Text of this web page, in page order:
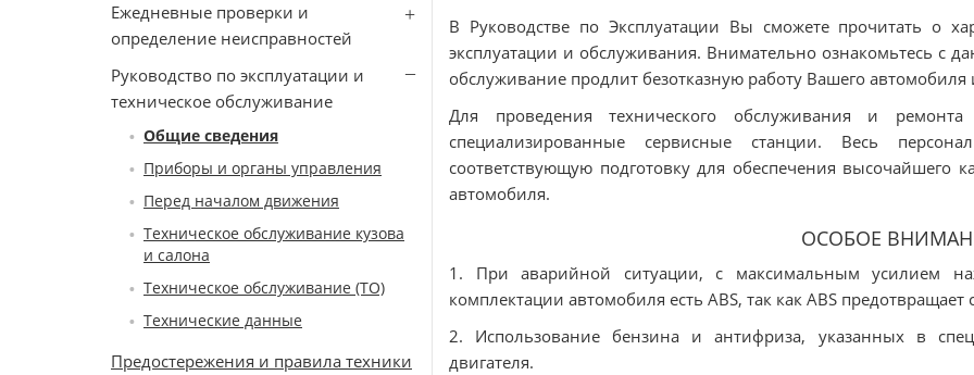
Ежедневные проверки и
определение неисправностей
Руководство по эксплуатации и
техническое обслуживание
Общие сведения
Приборы и органы управления
Перед началом движения
Техническое обслуживание кузова
и салона
Техническое обслуживание (ТО)
Технические данные
Предостережения и правила техники
В Руководстве по Эксплуатации Вы сможете прочитать о
эксплуатации и обслуживания. Внимательно ознакомьтесь с
обслуживание продлит безотказную работу Вашего
Для проведения технического обслуживания и
специализированные сервисные станции. Весь
соответствующую подготовку для обеспечения высочайшего
автомобиля.
ОСОБОЕ
1. При аварийной ситуации, с максимальным усилием
комплектации автомобиля есть ABS, так как ABS
2. Использование бензина и антифриза, указанных в
двигателя.